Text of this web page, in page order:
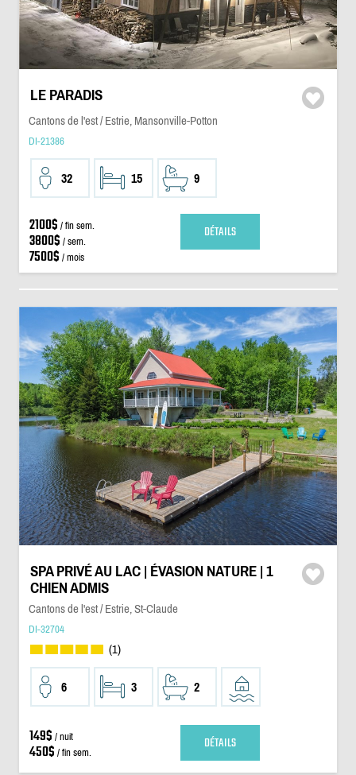
LE PARADIS
Cantons de l'est / Estrie, Mansonville-Potton
DI-21386
32 15 9
2100$ / fin sem.
3800$ / sem.
7500$ / mois
DÉTAILS
SPA PRIVÉ AU LAC | ÉVASION NATURE | 1
CHIEN ADMIS
Cantons de l'est / Estrie, St-Claude
DI-32704
(1)
6 3 2
149$ / nuit
450$ / fin sem. DÉTAILS